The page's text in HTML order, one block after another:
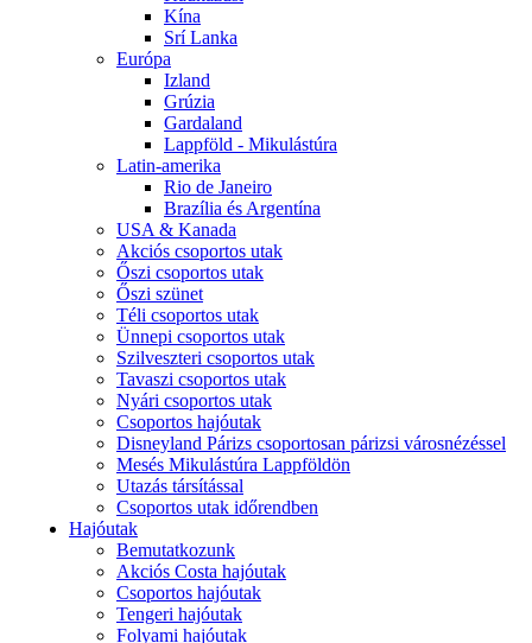
Kína
Srí Lanka
Európa
Izland
Grúzia
Gardaland
Lappföld - Mikulástúra
Latin-amerika
Rio de Janeiro
Brazília és Argentína
USA & Kanada
Akciós csoportos utak
Őszi csoportos utak
Őszi szünet
Téli csoportos utak
Ünnepi csoportos utak
Szilveszteri csoportos utak
Tavaszi csoportos utak
Nyári csoportos utak
Csoportos hajóutak
Disneyland Párizs csoportosan párizsi városnézéssel
Mesés Mikulástúra Lappföldön
Utazás társítással
Csoportos utak időrendben
Hajóutak
Bemutatkozunk
Akciós Costa hajóutak
Csoportos hajóutak
Tengeri hajóutak
Folyami hajóutak